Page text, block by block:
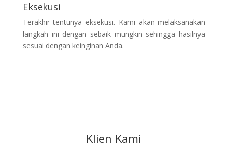
Eksekusi
Terakhir tentunya eksekusi. Kami akan melaksanakan
langkah ini dengan sebaik mungkin sehingga hasilnya
sesuai dengan keinginan Anda.
Klien Kami